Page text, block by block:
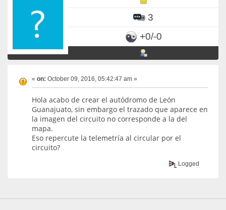
3
+0/-0
« on: October 09, 2016, 05:42:47 am »
Hola acabo de crear el autódromo de León
Guanajuato, sin embargo el trazado que aparece en
la imagen del circuito no corresponde a la del
mapa.
Eso repercute la telemetría al circular por el
circuito?
Logged